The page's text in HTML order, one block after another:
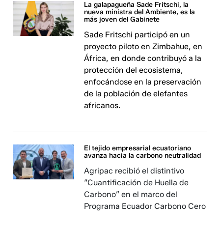
La galapagueña Sade Fritschi, la
nueva ministra del Ambiente, es la
más joven del Gabinete
Sade Fritschi participó en un
proyecto piloto en Zimbahue, en
África, en donde contribuyó a la
protección del ecosistema,
enfocándose en la preservación
de la población de elefantes
africanos.
El tejido empresarial ecuatoriano
avanza hacia la carbono neutralidad
Agripac recibió el distintivo
“Cuantificación de Huella de
Carbono” en el marco del
Programa Ecuador Carbono Cero